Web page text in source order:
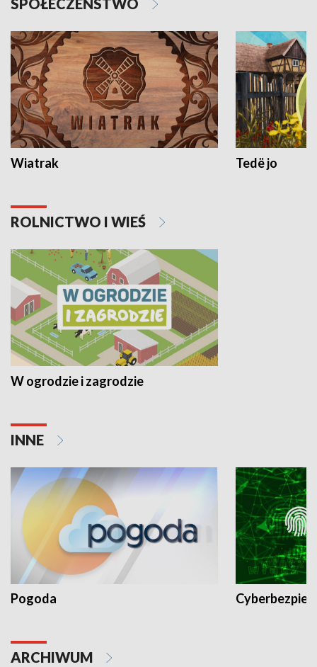
SPOŁECZEŃSTWO
Wiatrak Tedë jo
ROLNICTWO I WIEŚ
W ogrodzie i zagrodzie
INNE
Pogoda
ARCHIWUM